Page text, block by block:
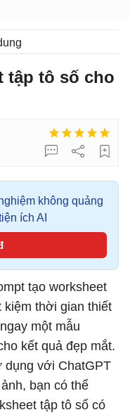
tập tô số cho
không quảng
ích AI
tạo worksheet
kiệm thời gian thiết
một mẫu
kết quả đẹp mắt.
dụng với ChatGPT
bạn có thể
tập tô số có